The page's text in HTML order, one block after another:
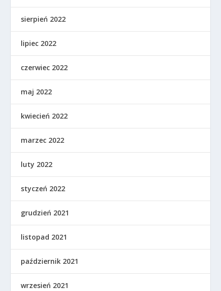
sierpień 2022
lipiec 2022
czerwiec 2022
maj 2022
kwiecień 2022
marzec 2022
luty 2022
styczeń 2022
grudzień 2021
listopad 2021
październik 2021
wrzesień 2021